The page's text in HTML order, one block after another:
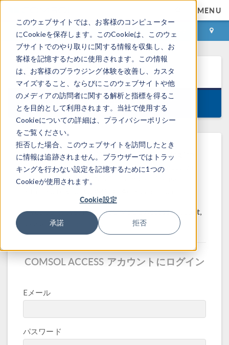
このウェブサイトでは、お客様のコンピューター
にCookieを保存します。このCookieは、このウェ
ブサイトでのやり取りに関する情報を収集し、お
客様を記憶するために使用されます。この情報
は、お客様のブラウジング体験を改善し、カスタ
マイズすること、ならびにこのウェブサイトや他
のメディアの訪問者に関する解析と指標を得るこ
とを目的として利用されます。当社で使用する
Cookieについての詳細は、プライバシーポリシー
をご覧ください。
拒否した場合、このウェブサイトを訪問したとき
に情報は追跡されません。ブラウザーではトラッ
キングを行わない設定を記憶するために1つの
Cookieが使用されます。
Cookie設定
承諾 拒否
MENU
ログイン お問い合わせ
COMSOL Runtime™6.0
Version 6.0.0.318, December 23, 2021
To download COMSOL Runtime™, please log into
your COMSOL Access account. You will need an
on-subscription COMSOL Compiler license
If you do not yet have a COMSOL Access account,
create one now
COMSOL ACCESS アカウントにログイン
Eメール
パスワード